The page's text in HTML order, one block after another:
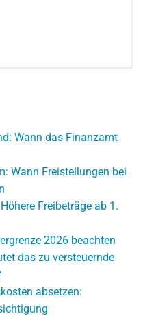
Wann das Finanzamt
Wann Freistellungen bei
Freibeträge ab 1.
2026 beachten
das zu versteuernde
absetzen: